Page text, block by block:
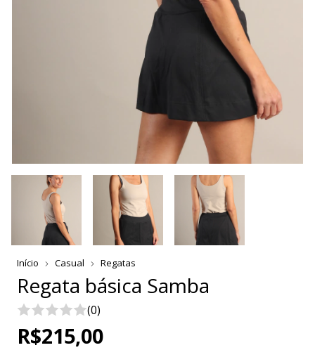
Início Casual Regatas
Regata básica Samba
(0)
R$215,00